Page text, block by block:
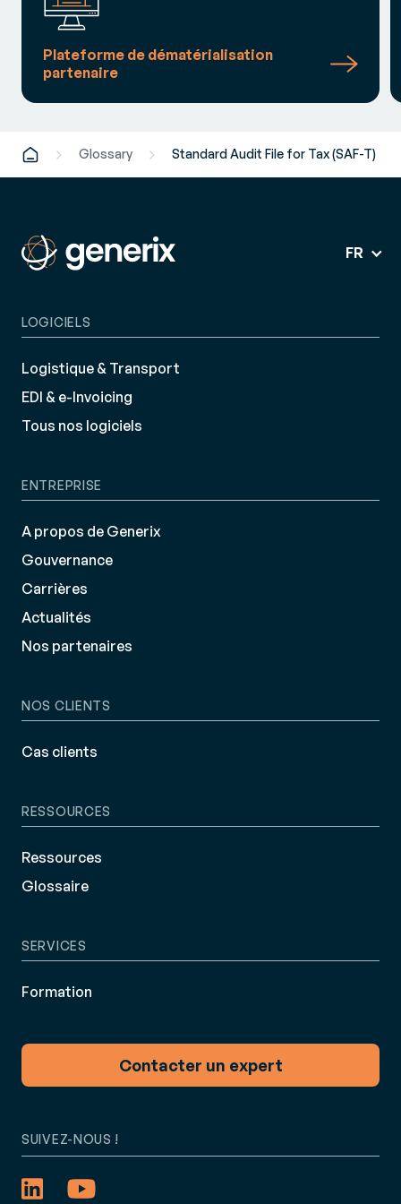
Plateforme de dématérialisation
partenaire
Glossary Standard Audit File for Tax (SAF-T)
FR
LOGICIELS
Logistique & Transport
EDI & e-Invoicing
Tous nos logiciels
ENTREPRISE
A propos de Generix
Gouvernance
Carrières
Actualités
Nos partenaires
NOS CLIENTS
Cas clients
RESSOURCES
Ressources
Glossaire
SERVICES
Formation
Contacter un expert
SUIVEZ-NOUS !